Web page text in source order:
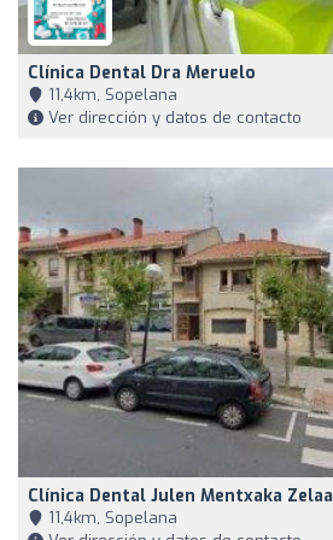
Clínica Dental Dra Meruelo
11,4km, Sopelana
Ver dirección y datos de contacto
Clínica Dental Julen Mentxaka Zelaa
11,4km, Sopelana